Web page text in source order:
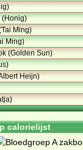
(Honig)
Ming)
Ming)
(Golden Sun)
Heijn)
calorielijst